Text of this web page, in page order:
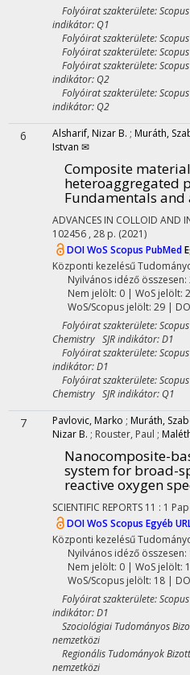
Folyóirat szakterülete:
indikátor: Q1
Folyóirat szakterülete:
Folyóirat szakterülete:
Folyóirat szakterülete:
indikátor: Q2
Folyóirat szakterülete:
indikátor: Q2
6 Alsharif, Nizar B. ; Muráth,
Istvan ✉
Composite
heteroaggregated
Fundamentals
ADVANCES IN COLLOID AND
102456 , 28 p. (2021)
DOIWoS Scopus PubMed
Központi kezelésű
Nyilvános idéző összesen:
Nem jelölt: 0 | WoS jelölt:
WoS/Scopus jelölt: 29 |
Folyóirat szakterülete:
Chemistry SJR indikátor: D1
Folyóirat szakterülete:
indikátor: D1
Folyóirat szakterülete:
Chemistry SJR indikátor: Q1
7 Pavlovic, Marko ; Muráth,
Nizar B. ; Rouster, Paul ;
Nanocomposite-
system for broad-
reactive oxygen
SCIENTIFIC REPORTS 11 : 1
DOIWoS Scopus Egyéb
Központi kezelésű
Nyilvános idéző összesen:
Nem jelölt: 0 | WoS jelölt:
WoS/Scopus jelölt: 18 |
Folyóirat szakterülete:
indikátor: D1
Szociológiai Tudományos
nemzetközi
Regionális Tudományok
nemzetközi